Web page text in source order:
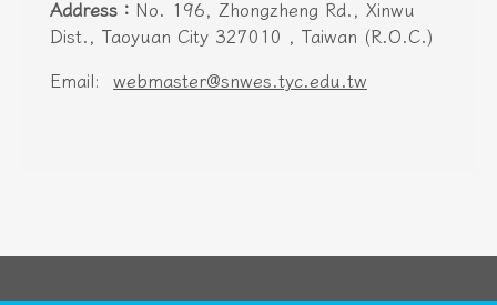
Address： No. 196, Zhongzheng Rd., Xinwu
Dist., Taoyuan City 327010 , Taiwan (R.O.C.)
Email: webmaster@snwes.tyc.edu.tw